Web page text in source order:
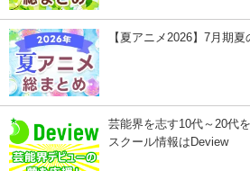
【夏アニメ2026】7月期
芸能界を志す10代～20代
スクール情報はDeview